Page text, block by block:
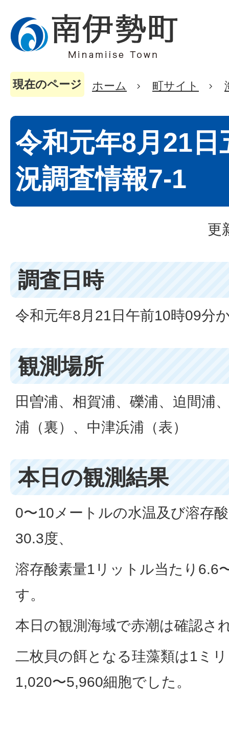
現在のページ ホーム 町サイト
令和元年8月21日
況調査情報7-1
更
調査日時
令和元年8月21日午前10時09分
観測場所
田曽浦、相賀浦、礫浦、迫間浦
浦（裏）、中津浜浦（表）
本日の観測結果
0〜10メートルの水温及び溶存
30.3度、
溶存酸素量1リットル当たり6.6
す。
本日の観測海域で赤潮は確認さ
二枚貝の餌となる珪藻類は1ミ
1,020〜5,960細胞でした。